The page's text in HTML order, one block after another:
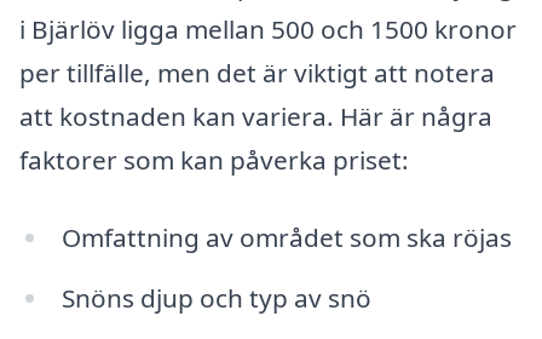
i Bjärlöv ligga mellan 500 och 1500 kronor
per tillfälle, men det är viktigt att notera
att kostnaden kan variera. Här är några
faktorer som kan påverka priset:
Omfattning av området som ska röjas
Snöns djup och typ av snö